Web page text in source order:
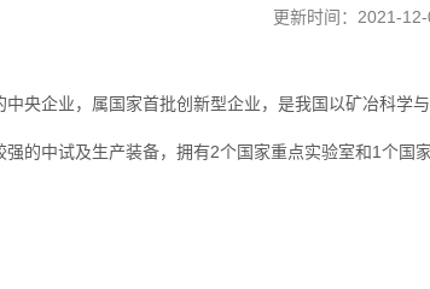
更新时间：2021-12-
央企业，属国家首批创新型企业，是我国以矿冶科
的中试及生产装备，拥有2个国家重点实验室和1个国